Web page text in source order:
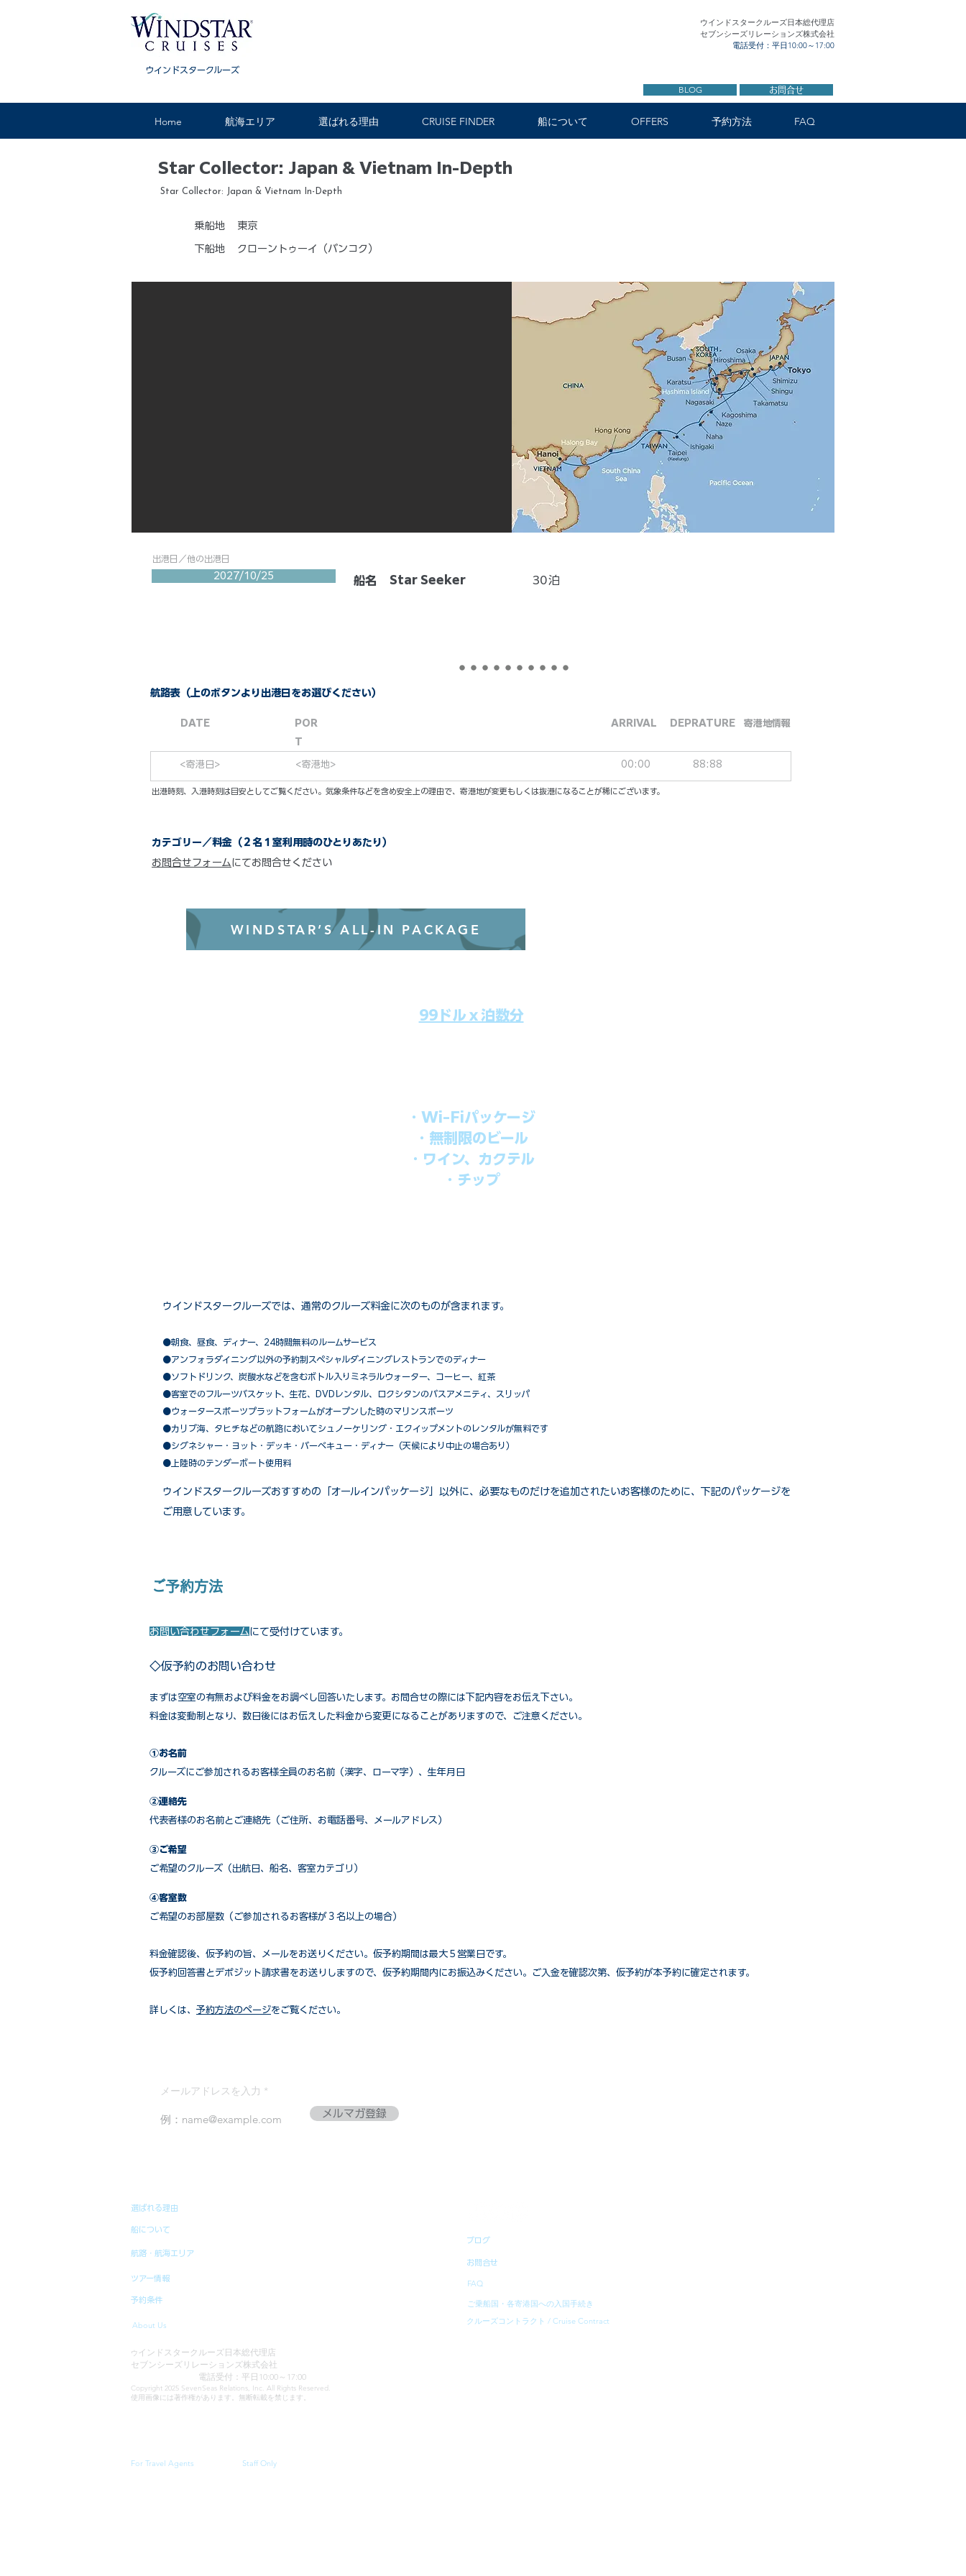
ウインドスタークルーズ
ウインドスタークルーズ日本総代理店
セブンシーズリレーションズ株式会社
電話受付：平日10:00～17:00
BLOG お問合せ
Home 航海エリア 選ばれる理由 CRUISE FINDER 船について OFFERS 予約方法 FAQ
Star Collector: Japan & Vietnam In-Depth
Star Collector: Japan & Vietnam In-Depth
乗船地 東京
下船地 クローントゥーイ（バンコク）
出港日／他の出港日
2027/10/25 船名 Star Seeker 30泊
航路表（上のボタンより出港日をお選びください）
DATE
POR
T
ARRIVAL DEPRATURE ​寄港地情報
<寄港日> 00:00 88:88
<寄港地>
​出港時刻、入港時刻は目安としてご覧ください。気象条件などを含め安全上の理由で、寄港地が変更もしくは抜港になることが稀にございます。
カテゴリー／料金（２名１室利用時のひとりあたり）
お問合せフォームにてお問合せください
WINDSTAR’S ALL-IN PACKAGE
99ドルｘ泊数分
・Wi-Fiパッケージ
・無制限のビール
・ワイン、カクテル
・チップ
ウインドスタークルーズでは、通常のクルーズ料金に次のものが含まれます。
●朝食、昼食、ディナー、24時間無料のルームサービス
​●アンフォラダイニング以外の予約制スペシャルダイニングレストランでのディナー
●ソフトドリンク、炭酸水などを含むボトル入りミネラルウォーター、コーヒー、紅茶
●客室でのフルーツバスケット、生花、DVDレンタル、ロクシタンのバスアメニティ、スリッパ
●ウォータースポーツプラットフォームがオープンした時のマリンスポーツ
●カリブ海、タヒチなどの航路においてシュノーケリング・エクイップメントのレンタルが無料です
​●シグネシャー・ヨット・デッキ・バーベキュー・ディナー（天候により中止の場合あり）
●上陸時のテンダーボート使用料
ウインドスタークルーズおすすめの「オールインパッケージ」以外に、必要なものだけを追加されたいお客様のために、下記のパッケージを
ご用意しています。
ご予約方法
お問い合わせフォームにて受付けています。
◇仮予約のお問い合わせ
まずは空室の有無および料金をお調べし回答いたします。お問合せの際には下記内容をお伝え下さい。
料金は変動制となり、数日後にはお伝えした料金から変更になることがありますので、ご注意ください。
①お名前
クルーズにご参加されるお客様全員のお名前（漢字、ローマ字）、生年月日
②連絡先
代表者様のお名前とご連絡先（ご住所、お電話番号、メールアドレス）
③ご希望
ご希望のクルーズ（出航日、船名、客室カテゴリ）
④客室数
ご希望のお部屋数（ご参加されるお客様が３名以上の場合）
​料金確認後、仮予約の旨、メールをお送りください。仮予約期間は最大５営業日です。
仮予約回答書とデポジット請求書をお送りしますので、仮予約期間内にお振込みください。ご入金を確認次第、仮予約が本予約に確定されます。
詳しくは、 予約方法のページをご覧ください。
メールアドレスを入力
メルマガ登録
選ばれる理由
船について
航路・航海エリア
ツアー情報
予約条件
About Us
ブログ
お問合せ
FAQ
クルーズコントラクト / Cruise Contract
ご乗船国・各寄港国への入国手続き
ウ インドスタークルーズ日本総代理店
セブンシーズリレーションズ株式会社
電話受付：平日10:00～17:00
Copyright 2025 SevenSeas Relations, Inc. All Rights Reserved.
使用画像には著作権があります。無断転載を禁じます。
For Travel Agents Staff Only